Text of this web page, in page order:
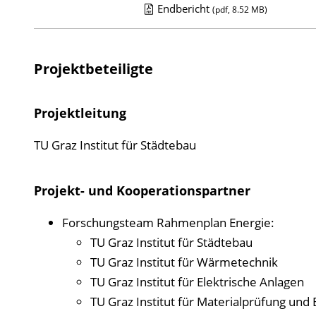
D
w
a
z
u
r
P
u
b
Endbericht (pdf, 8.52 MB)
Projektbeteiligte
Projektleitung
TU Graz Institut für Städtebau
Projekt- und Kooperationspartner
Forschungsteam Rahmenplan Energie:
TU Graz Institut für Städtebau
TU Graz Institut für Wärmetechnik
TU Graz Institut für Elektrische Anlagen
TU Graz Institut für Materialprüfung und